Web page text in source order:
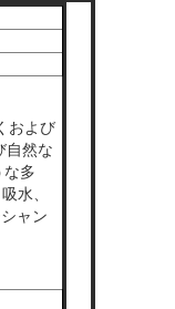
および
自然な
な多
水、
ャン